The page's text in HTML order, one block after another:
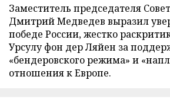
Заместитель председателя
Дмитрий Медведев выразил
победе России, жестко
Урсулу фон дер Ляйен за
«бендеровского режима» и
отношения к Европе.